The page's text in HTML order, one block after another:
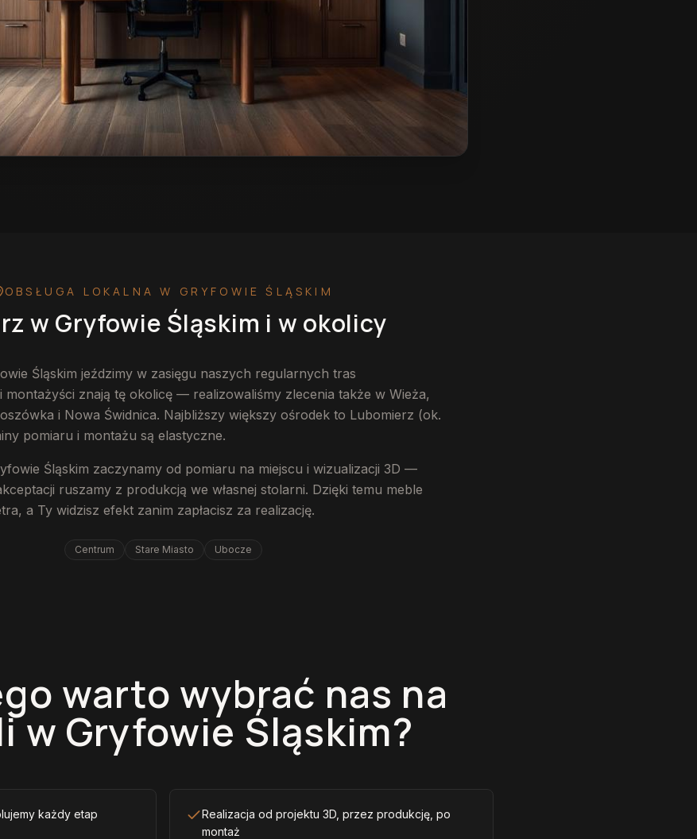
OBSŁUGA LOKALNAW GRYFOWIE ŚLĄSKIM
w Gryfowie Śląskim i w okolicy
Śląskim jeździmy w zasięgu naszych regularnych tras
montażyści znają tę okolicę — realizowaliśmy zlecenia także w Wieża,
i Nowa Świdnica. Najbliższy większy ośrodek to Lubomierz (ok.
pomiaru i montażu są elastyczne.
Śląskim zaczynamy od pomiaru na miejscu i wizualizacji 3D —
ruszamy z produkcją we własnej stolarni. Dzięki temu meble
a Ty widzisz efekt zanim zapłacisz za realizację.
Centrum Stare Miasto Ubocze
warto wybrać nas na
w Gryfowie Śląskim?
każdy etap
Realizacja od projektu 3D, przez produkcję, po
montaż